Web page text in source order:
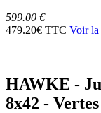
599.00 €
479.20€ TTC Voir la
HAWKE -
8x42 - Vertes